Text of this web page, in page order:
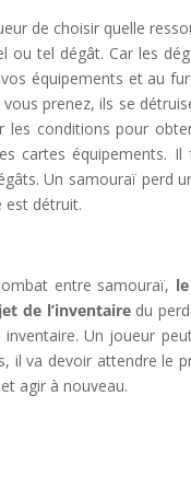
de choisir quelle
ou tel dégât. Car les
équipements et au
vous prenez, ils se
les conditions pour
cartes équipements. Il
Un samouraï perd
est détruit.
entre samouraï,
de l’inventairedu
inventaire. Un joueur
il va devoir attendre le
agir à nouveau.